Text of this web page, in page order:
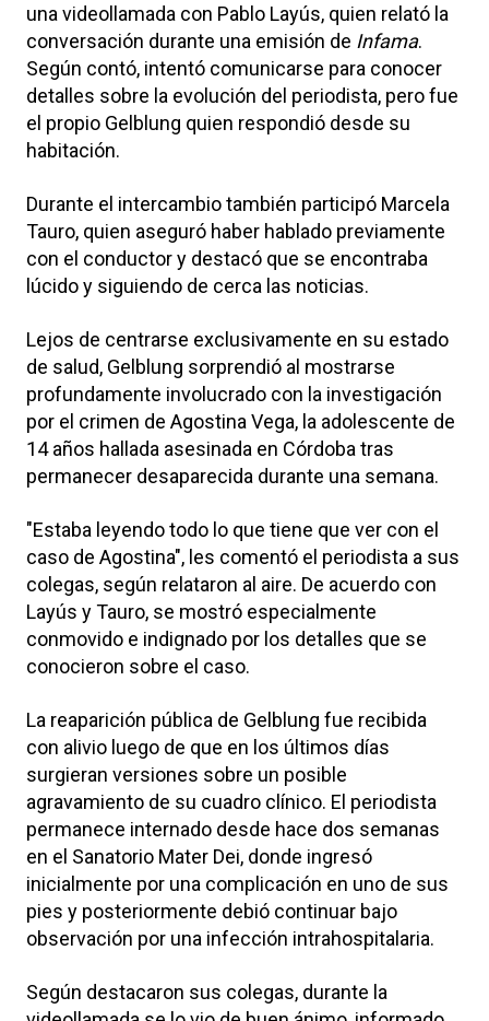
una videollamada con Pablo Layús, quien relató la
conversación durante una emisión de Infama.
Según contó, intentó comunicarse para conocer
detalles sobre la evolución del periodista, pero fue
el propio Gelblung quien respondió desde su
habitación.
Durante el intercambio también participó Marcela
Tauro, quien aseguró haber hablado previamente
con el conductor y destacó que se encontraba
lúcido y siguiendo de cerca las noticias.
Lejos de centrarse exclusivamente en su estado
de salud, Gelblung sorprendió al mostrarse
profundamente involucrado con la investigación
por el crimen de Agostina Vega, la adolescente de
14 años hallada asesinada en Córdoba tras
permanecer desaparecida durante una semana.
"Estaba leyendo todo lo que tiene que ver con el
caso de Agostina", les comentó el periodista a sus
colegas, según relataron al aire. De acuerdo con
Layús y Tauro, se mostró especialmente
conmovido e indignado por los detalles que se
conocieron sobre el caso.
La reaparición pública de Gelblung fue recibida
con alivio luego de que en los últimos días
surgieran versiones sobre un posible
agravamiento de su cuadro clínico. El periodista
permanece internado desde hace dos semanas
en el Sanatorio Mater Dei, donde ingresó
inicialmente por una complicación en uno de sus
pies y posteriormente debió continuar bajo
observación por una infección intrahospitalaria.
Según destacaron sus colegas, durante la